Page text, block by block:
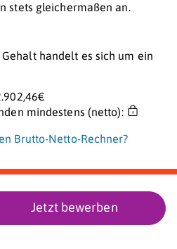
stets gleichermaßen an.
handelt es sich um ein
mindestens (netto):
Brutto-Netto-Rechner?
Jetzt bewerben